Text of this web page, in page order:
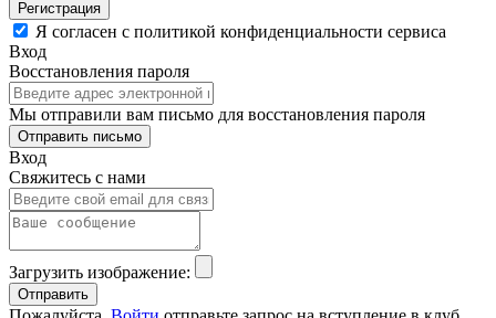
Регистрация
Я согласен с политикой конфиденциальности сервиса
Вход
Восстановления пароля
Мы отправили вам письмо для восстановления пароля
Отправить письмо
Вход
Свяжитесь с нами
Загрузить изображение: